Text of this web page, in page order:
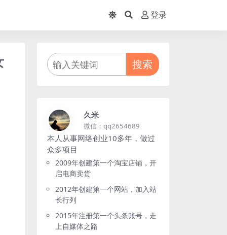
登录
搜索
久米
微信：qq2654689
本人从事网络创业10多年，做过
众多项目
2009年创建第一个淘宝店铺，开
启电商卖货
2012年创建第一个网站，加入站
长行列
2015年注册第一个头条账号，走
上自媒体之路